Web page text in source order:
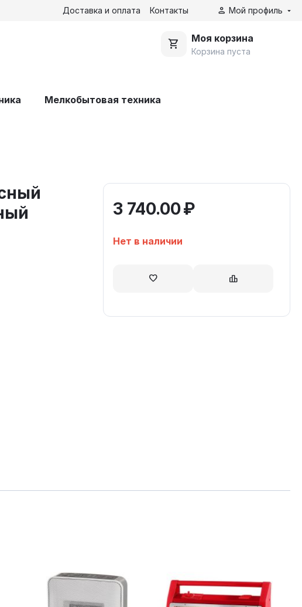
Доставка и оплата Контакты Мой профиль
Моя корзина
Корзина пуста
Мелкобытовая техника
3 740.00₽
Нет в наличии